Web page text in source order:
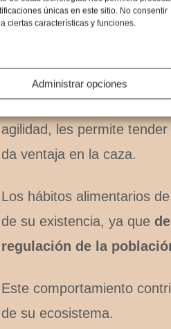
únicas en este sitio. No consentir
ciertas características y funciones.
Administrar opciones
es una
fuentes de alimento
Su capacidad para
agilidad, les permite
da ventaja en la caza.
Los hábitos alimentarios
de su existencia, ya que
regulación de la
Este comportamiento
de su ecosistema.